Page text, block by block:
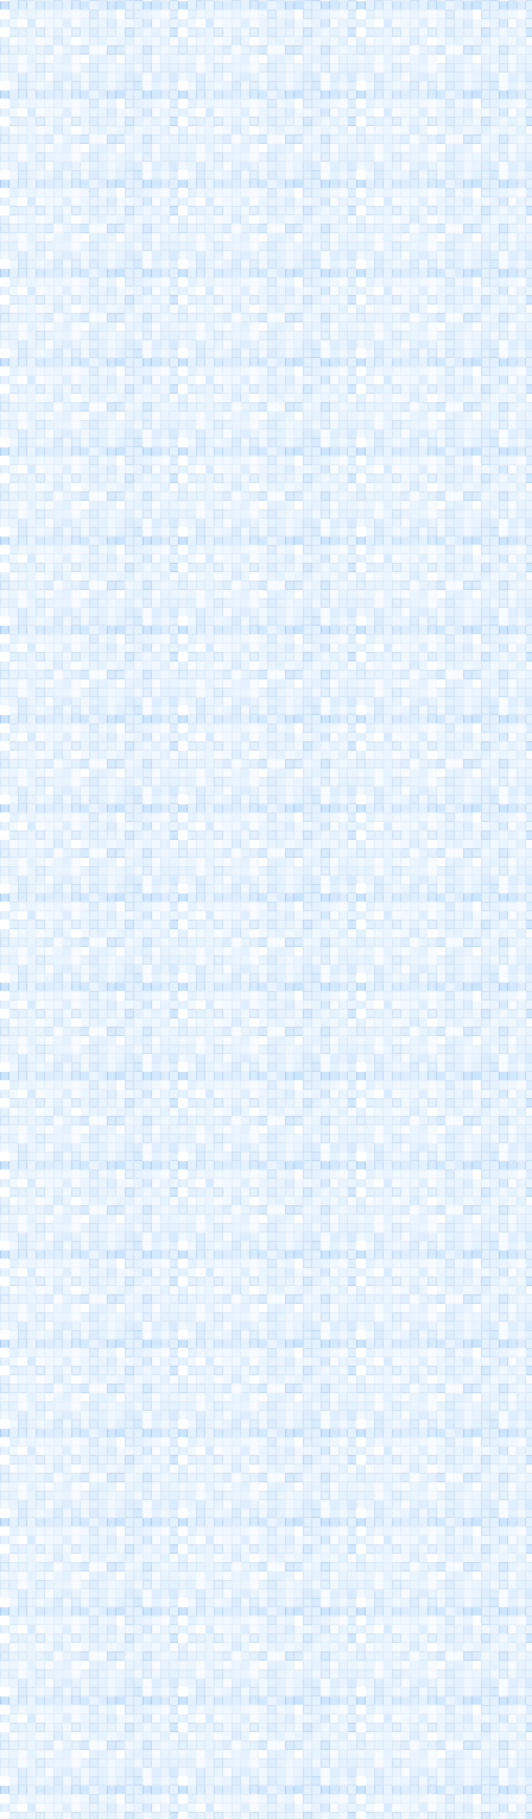
Porto Canale
Cesenatico
Museo della Marineria
Cesenatico
Casa Marino Moretti -
Cesenatico
EuroCamp Cesenatico
Spazio Pantani -
Museo Marco Pantani
Cesenatico